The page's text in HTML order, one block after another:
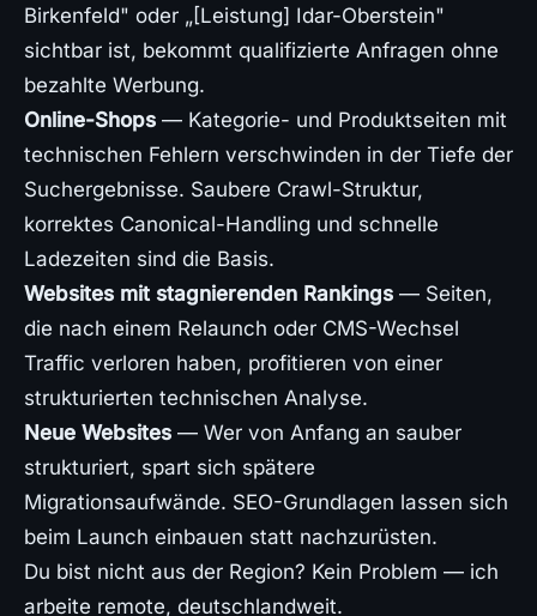
Birkenfeld" oder „[Leistung] Idar-Oberstein"
sichtbar ist, bekommt qualifizierte Anfragen ohne
bezahlte Werbung.
Online-Shops — Kategorie- und Produktseiten mit
technischen Fehlern verschwinden in der Tiefe der
Suchergebnisse. Saubere Crawl-Struktur,
korrektes Canonical-Handling und schnelle
Ladezeiten sind die Basis.
Websites mit stagnierenden Rankings — Seiten,
die nach einem Relaunch oder CMS-Wechsel
Traffic verloren haben, profitieren von einer
strukturierten technischen Analyse.
Neue Websites — Wer von Anfang an sauber
strukturiert, spart sich spätere
Migrationsaufwände. SEO-Grundlagen lassen sich
beim Launch einbauen statt nachzurüsten.
Du bist nicht aus der Region? Kein Problem — ich
arbeite remote, deutschlandweit.